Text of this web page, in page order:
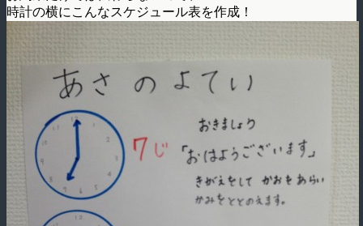
時計の横にこんなスケジュール表を作成！